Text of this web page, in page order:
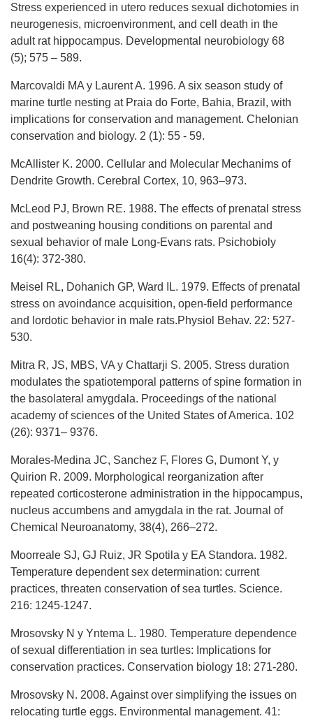
Stress experienced in utero reduces sexual dichotomies in
neurogenesis, microenvironment, and cell death in the
adult rat hippocampus. Developmental neurobiology 68
(5); 575 – 589.
Marcovaldi MA y Laurent A. 1996. A six season study of
marine turtle nesting at Praia do Forte, Bahia, Brazil, with
implications for conservation and management. Chelonian
conservation and biology. 2 (1): 55 - 59.
McAllister K. 2000. Cellular and Molecular Mechanims of
Dendrite Growth. Cerebral Cortex, 10, 963–973.
McLeod PJ, Brown RE. 1988. The effects of prenatal stress
and postweaning housing conditions on parental and
sexual behavior of male Long-Evans rats. Psichobioly
16(4): 372-380.
Meisel RL, Dohanich GP, Ward IL. 1979. Effects of prenatal
stress on avoindance acquisition, open-field performance
and lordotic behavior in male rats.Physiol Behav. 22: 527-
530.
Mitra R, JS, MBS, VA y Chattarji S. 2005. Stress duration
modulates the spatiotemporal patterns of spine formation in
the basolateral amygdala. Proceedings of the national
academy of sciences of the United States of America. 102
(26): 9371– 9376.
Morales-Medina JC, Sanchez F, Flores G, Dumont Y, y
Quirion R. 2009. Morphological reorganization after
repeated corticosterone administration in the hippocampus,
nucleus accumbens and amygdala in the rat. Journal of
Chemical Neuroanatomy, 38(4), 266–272.
Moorreale SJ, GJ Ruiz, JR Spotila y EA Standora. 1982.
Temperature dependent sex determination: current
practices, threaten conservation of sea turtles. Science.
216: 1245-1247.
Mrosovsky N y Yntema L. 1980. Temperature dependence
of sexual differentiation in sea turtles: Implications for
conservation practices. Conservation biology 18: 271-280.
Mrosovsky N. 2008. Against over simplifying the issues on
relocating turtle eggs. Environmental management. 41: